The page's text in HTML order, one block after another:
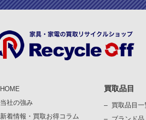
HOME
当社の強み
新着情報・買取お得コラム
買取品目
買取品目一